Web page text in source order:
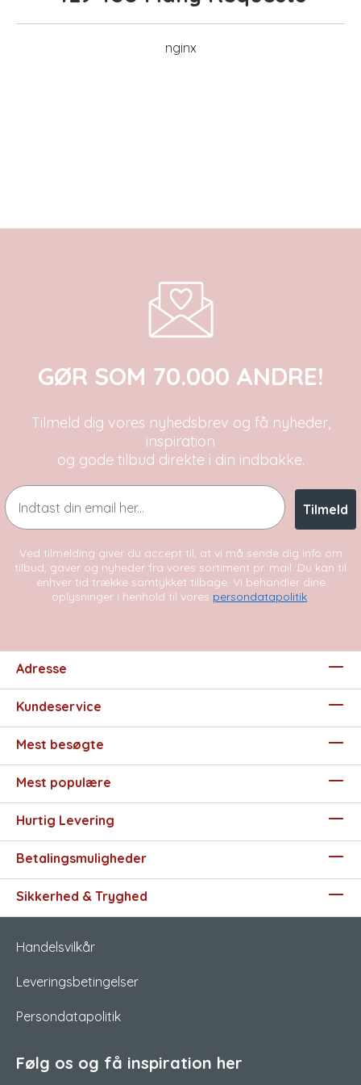
nginx
GØR SOM 70.000 ANDRE!
Tilmeld dig vores nyhedsbrev og få nyheder,
inspiration
og gode tilbud direkte i din indbakke.
Email
Tilmeld
Ved tilmelding giver du accept til, at vi må sende dig info om
tilbud, gaver og nyheder fra vores sortiment pr. mail. Du kan til
enhver tid trække samtykket tilbage. Vi behandler dine
oplysninger i henhold til vores persondatapolitik.
Adresse
Kundeservice
Mest besøgte
Mest populære
Hurtig Levering
Betalingsmuligheder
Sikkerhed & Tryghed
Handelsvilkår
Leveringsbetingelser
Persondatapolitik
Følg os og få inspiration her